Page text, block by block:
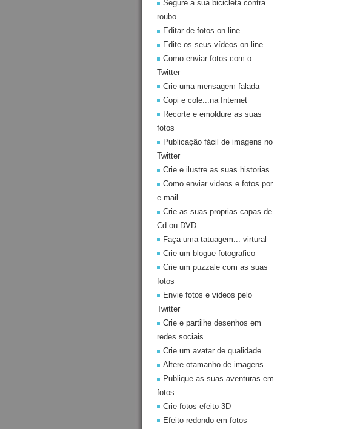
Segure a sua bicicleta contra
roubo
Editar de fotos on-line
Edite os seus vídeos on-line
Como enviar fotos com o
Twitter
Crie uma mensagem falada
Copi e cole...na Internet
Recorte e emoldure as suas
fotos
Publicação fácil de imagens no
Twitter
Crie e ilustre as suas historias
Como enviar videos e fotos por
e-mail
Crie as suas proprias capas de
Cd ou DVD
Faça uma tatuagem... virtural
Crie um blogue fotografico
Crie um puzzale com as suas
fotos
Envie fotos e videos pelo
Twitter
Crie e partilhe desenhos em
redes sociais
Crie um avatar de qualidade
Altere otamanho de imagens
Publique as suas aventuras em
fotos
Crie fotos efeito 3D
Efeito redondo em fotos